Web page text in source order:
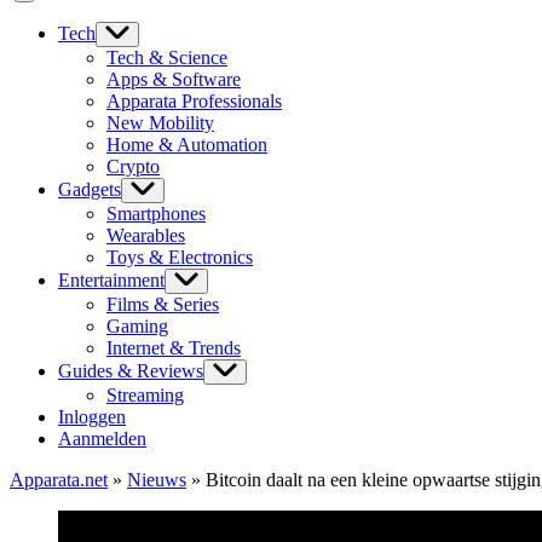
Tech
Tech & Science
Apps & Software
Apparata Professionals
New Mobility
Home & Automation
Crypto
Gadgets
Smartphones
Wearables
Toys & Electronics
Entertainment
Films & Series
Gaming
Internet & Trends
Guides & Reviews
Streaming
Inloggen
Aanmelden
Apparata.net » Nieuws » Bitcoin daalt na een kleine opwaartse